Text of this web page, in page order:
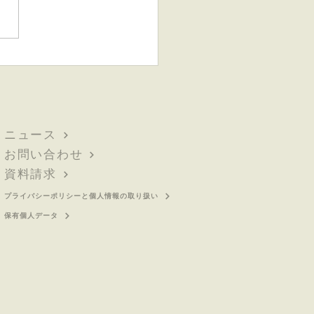
スコーヒーに託された
ニュース
お問い合わせ
資料請求
プライバシーポリシーと個人情報の取り扱い
保有個人データ